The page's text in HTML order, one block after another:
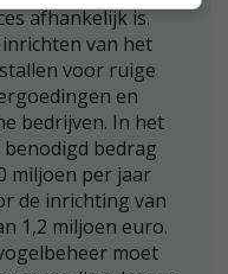
afhankelijk is.
van het
voor ruige
en
bedrijven. In het
bedrag
miljoen per jaar
de inrichting van
1,2 miljoen euro.
moet